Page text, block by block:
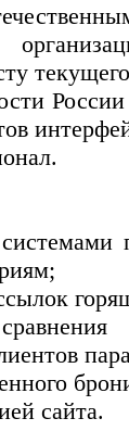
сайта.